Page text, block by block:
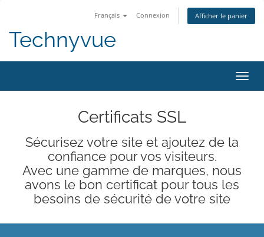
Français Connexion Afficher le panier
Technyvue
la
Certificats SSL
Sécurisez votre site et ajoutez de la
confiance pour vos visiteurs.
Avec une gamme de marques, nous
avons le bon certificat pour tous les
besoins de sécurité de votre site